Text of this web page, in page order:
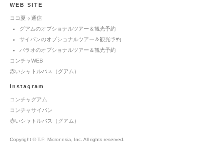
WEB SITE
ココ夏ッ通信
グアムのオプショナルツアー＆観光予約
サイパンのオプショナルツアー＆観光予約
パラオのオプショナルツアー＆観光予約
コンチャWEB
赤いシャトルバス（グアム）
Instagram
コンチャグアム
コンチャサイパン
赤いシャトルバス（グアム）
Copyright © T.P. Micronesia, Inc. All rights reserved.